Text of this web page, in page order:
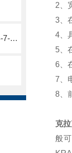
WEBTEC威泰克测试仪DHT801-S-7-L介绍
2、
3、
4、
5、
6、
7、
8、
克
般